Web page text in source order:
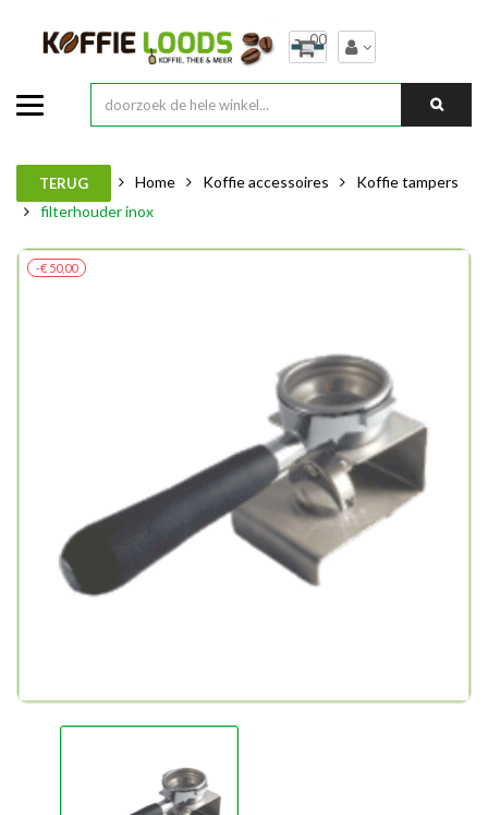
00
TERUG Home Koffie accessoires
Koffie tampers
filterhouder inox
-€ 50,00